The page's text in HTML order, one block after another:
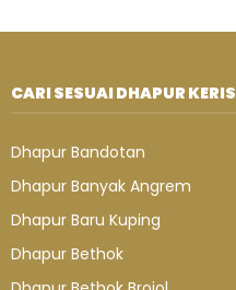
CARI SESUAI DHAPUR KERIS
Dhapur Bandotan
Dhapur Banyak Angrem
Dhapur Baru Kuping
Dhapur Bethok